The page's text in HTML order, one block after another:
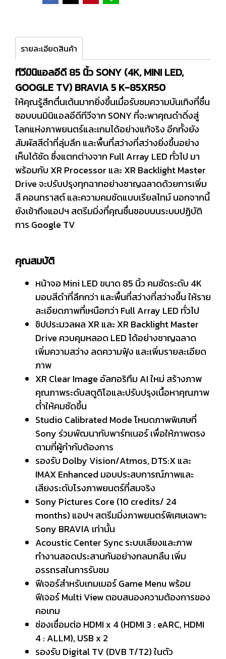
รายละเอียดสินค้า
ทีวีมินิแอลอีดี 85 นิ้ว SONY (4K, MINI LED,
GOOGLE TV) BRAVIA 5 K-85XR50
ให้คุณรู้สึกตื่นเต้นมากยิ่งขึ้นเมื่อรับชมความบันเทิงที่ชื่น
ชอบบนมินิแอลอีดีทีวีจาก SONY ที่จะพาคุณดำดิ่งสู่
โลกแห่งภาพยนตร์และเกมได้อย่างแท้จริง อีกทั้งยัง
สัมผัสสีดำที่ลุ่มลึก และพื้นที่สว่างที่สว่างยิ่งขึ้นอย่าง
เห็นได้ชัด ซึ่งแตกต่างจาก Full Array LED ทั่วไป มา
พร้อมกับ XR Processor และ XR Backlight Master
Drive จะปรับปรุงทุกฉากอย่างชาญฉลาดด้วยการเพิ่ม
สี คอนทราสต์ และความคมชัดแบบเรียลไทม์ นอกจากนี้
ยังเข้าถึงแอปฯ สตรีมมิ่งที่คุณชื่นชอบบนระบบปฏิบัติ
การ Google TV
คุณสมบัติ
หน้าจอ Mini LED ขนาด 85 นิ้ว คมชัดระดับ 4K
มอบสีดำที่ลึกกว่า และพื้นที่สว่างที่สว่างขึ้น ให้ราย
ละเอียดภาพที่เหนือกว่า Full Array LED ทั่วไป
ชิปประมวลผล XR และ XR Backlight Master
Drive ควบคุมหลอด LED ได้อย่างชาญฉลาด
เพิ่มความสว่าง ลดความฟุ้ง และเพิ่มรายละเอียด
ภาพ
XR Clear Image อัลกอริทึม AI ใหม่ สร้างภาพ
คุณภาพระดับสตูดิโอและปรับปรุงเนื้อหาคุณภาพ
ต่ำให้คมชัดขึ้น
Studio Calibrated Mode โหมดภาพพิเศษที่
Sony ร่วมพัฒนากับพาร์ทเนอร์ เพื่อให้ภาพตรง
ตามที่ผู้กำกับต้องการ
รองรับ Dolby Vision/Atmos, DTS:X และ
IMAX Enhanced มอบประสบการณ์ภาพและ
เสียงระดับโรงภาพยนตร์ที่สมจริง
Sony Pictures Core (10 credits/ 24
months) แอปฯ สตรีมมิ่งภาพยนตร์พิเศษเฉพาะ
Sony BRAVIA เท่านั้น
Acoustic Center Sync ระบบเสียงและภาพ
ทำงานสอดประสานกันอย่างกลมกลืน เพิ่ม
อรรถรสในการรับชม
ฟีเจอร์สำหรับเกมเมอร์ Game Menu พร้อม
ฟีเจอร์ Multi View ตอบสนองความต้องการของ
คอเกม
ช่องเชื่อมต่อ HDMI x 4 (HDMI 3 : eARC, HDMI
4 : ALLM), USB x 2
รองรับ Digital TV (DVB T/T2) ในตัว